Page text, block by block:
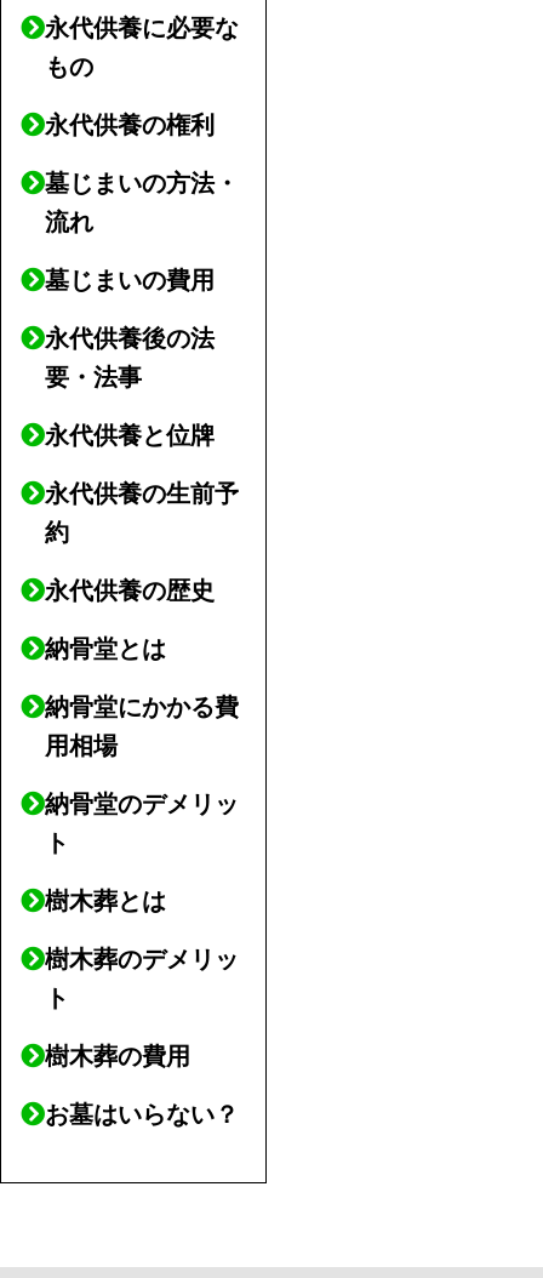
永代供養に必要な
もの
永代供養の権利
墓じまいの方法・
流れ
墓じまいの費用
永代供養後の法
要・法事
永代供養と位牌
永代供養の生前予
約
永代供養の歴史
納骨堂とは
納骨堂にかかる費
用相場
納骨堂のデメリッ
ト
樹木葬とは
樹木葬のデメリッ
ト
樹木葬の費用
お墓はいらない？